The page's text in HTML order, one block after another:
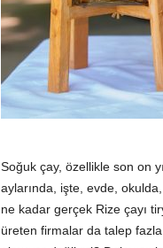
n
y
Soğuk çay, özellikle son on
aylarında, işte, evde,
ne kadar gerçek Rize çayı
üreten firmalar da talep